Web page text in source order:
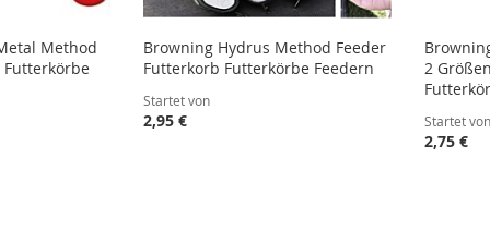
Method
Futterkörbe
Browning Hydrus Method Feeder
Futterkorb Futterkörbe Feedern
Startet von
2,95 €
2
Startet von
2,75 €